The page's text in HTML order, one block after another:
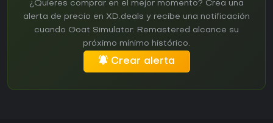
¿Quieres comprar en el mejor momento? Crea una
alerta de precio en XD.deals y recibe una notificación
cuando Goat Simulator: Remastered alcance su
próximo mínimo histórico.
Crear alerta